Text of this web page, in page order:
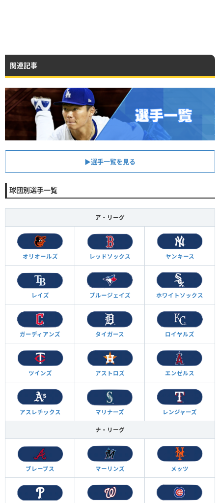
関連記事
▶︎選手一覧を見る
球団別選手一覧
ア・リーグ
オリオールズ レッドソックス ヤンキース
レイズ ブルージェイズ ホワイトソックス
ガーディアンズ タイガース ロイヤルズ
ツインズ アストロズ エンゼルス
アスレチックス マリナーズ レンジャーズ
ナ・リーグ
ブレーブス マーリンズ メッツ